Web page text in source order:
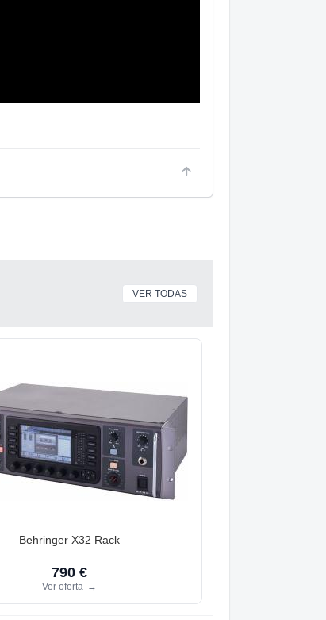
VER TODAS
Behringer X32 Rack
790 €
Ver oferta →